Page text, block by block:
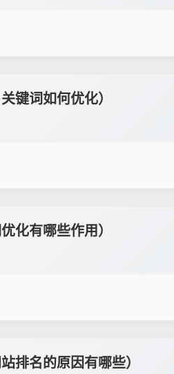
键词如何优化）
化有哪些作用）
排名的原因有哪些）